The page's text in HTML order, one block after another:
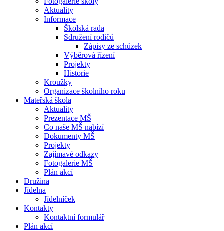
Aktuality
Informace
Školská rada
Sdružení rodičů
Zápisy ze schůzek
Výběrová řízení
Projekty
Historie
Kroužky
Organizace školního roku
Mateřská škola
Aktuality
Prezentace MŠ
Co naše MŠ nabízí
Dokumenty MŠ
Projekty
Zajímavé odkazy
Fotogalerie MŠ
Plán akcí
Družina
Jídelna
Jídelníček
Kontakty
Kontaktní formulář
Plán akcí